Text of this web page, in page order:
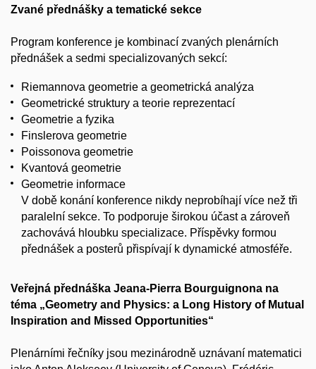
Zvané přednášky a tematické sekce
Program konference je kombinací zvaných plenárních
přednášek a sedmi specializovaných sekcí:
Riemannova geometrie a geometrická analýza
Geometrické struktury a teorie reprezentací
Geometrie a fyzika
Finslerova geometrie
Poissonova geometrie
Kvantová geometrie
Geometrie informace
V době konání konference nikdy neprobíhají více než tři
paralelní sekce. To podporuje širokou účast a zároveň
zachovává hloubku specializace. Příspěvky formou
přednášek a posterů přispívají k dynamické atmosféře.
Veřejná přednáška Jeana-Pierra Bourguignona na
téma „Geometry and Physics: a Long History of Mutual
Inspiration and Missed Opportunities“
Plenárními řečníky jsou mezinárodně uznávaní matematici